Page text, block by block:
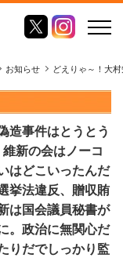
お知らせ どえりゃ～！大
造事件はとうとう
新の会はノーコ
はどこいったんだ
挙法違反、贈収賄
は国会議員秘書が
。政治に無関心だ
りだでしっかり監